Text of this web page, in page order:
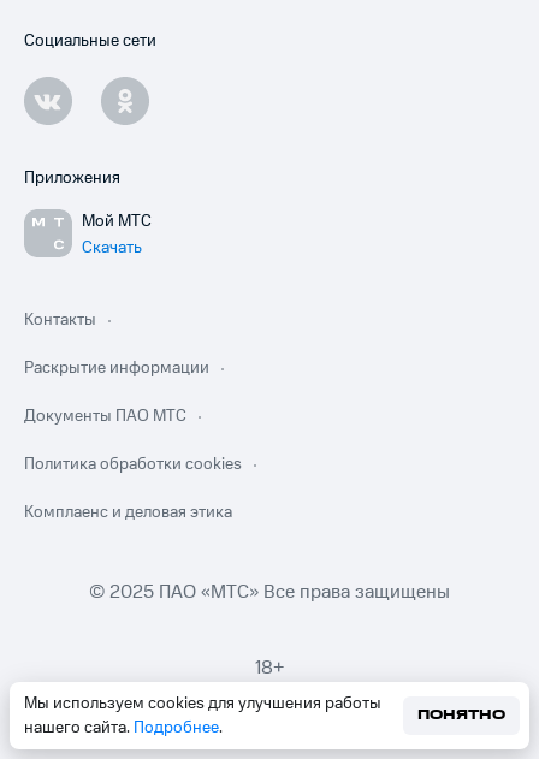
Мы используем cookies для улучшения работы
нашего сайта. Подробнее.
ПОНЯТНО
Социальные сети
Приложения
Мой МТС
Скачать
Контакты
Раскрытие информации
Документы ПАО МТС
Политика обработки cookies
Комплаенс и деловая этика
© 2025 ПАО «МТС» Все права защищены
18+